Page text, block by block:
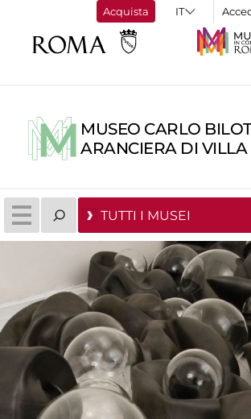
Acquista
MUSEO CARLO
ARANCIERA DI VILLA
TUTTI I MUSEI